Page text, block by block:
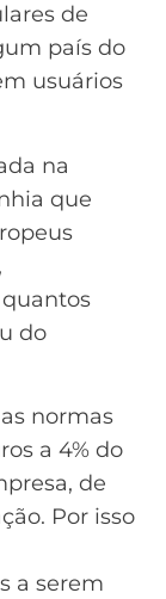
de
país do
usuários
na
que
do
normas
a 4% do
de
Por isso
a serem